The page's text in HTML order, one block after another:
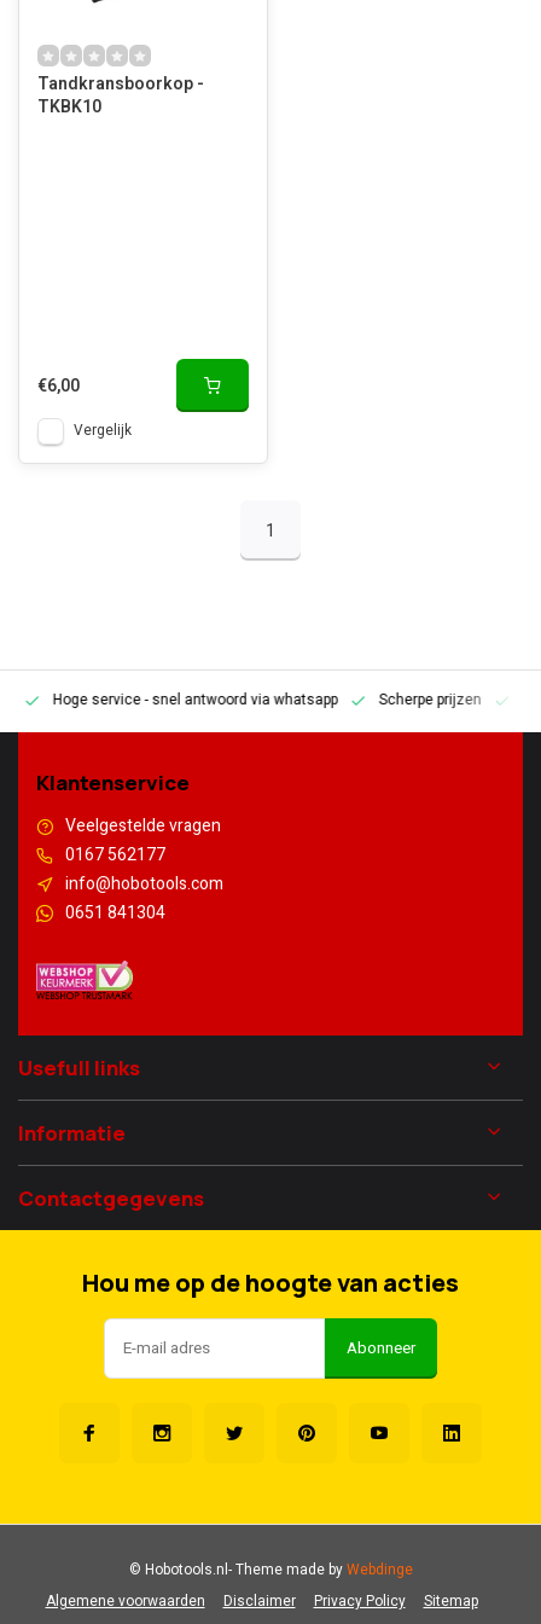
Tandkransboorkop -
TKBK10
€6,00
Vergelijk
1
Hoge service- snel antwoord via whatsapp Scherpe prijzen
Klantenservice
Veelgestelde vragen
0167 562177
info@hobotools.com
0651 841304
Usefull links
Informatie
Contactgegevens
Hou me op de hoogte van acties
Abonneer
Algemene voorwaarden Disclaimer Privacy Policy Sitemap
© Hobotools.nl- Theme made byWebdinge